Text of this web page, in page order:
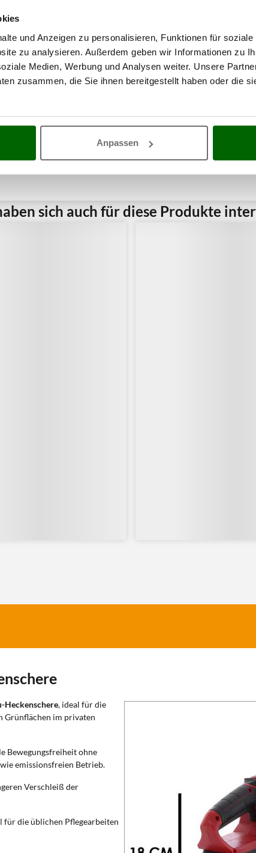
und Anzeigen zu personalisieren, Funktionen für
zu analysieren. Außerdem geben wir Informationen zu
Medien, Werbung und Analysen weiter. Unsere
zusammen, die Sie ihnen bereitgestellt haben oder die
Anpassen
sich auch für diese Produkte
Heckenschere, ideal für die
Grünflächen im privaten
Bewegungsfreiheit ohne
emissionsfreien Betrieb.
Verschleiß der
für die üblichen Pflegearbeiten